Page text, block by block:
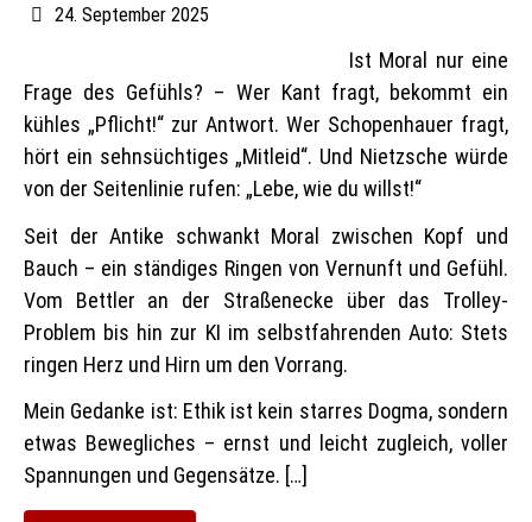
24. September 2025
Ist Moral nur eine
Frage des Gefühls? – Wer Kant fragt, bekommt ein
kühles „Pflicht!“ zur Antwort. Wer Schopenhauer fragt,
hört ein sehnsüchtiges „Mitleid“. Und Nietzsche würde
von der Seitenlinie rufen: „Lebe, wie du willst!“
Seit der Antike schwankt Moral zwischen Kopf und
Bauch – ein ständiges Ringen von Vernunft und Gefühl.
Vom Bettler an der Straßenecke über das Trolley-
Problem bis hin zur KI im selbstfahrenden Auto: Stets
ringen Herz und Hirn um den Vorrang.
Mein Gedanke ist: Ethik ist kein starres Dogma, sondern
etwas Bewegliches – ernst und leicht zugleich, voller
Spannungen und Gegensätze. […]